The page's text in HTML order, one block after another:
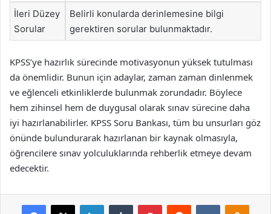
İleri Düzey
Sorular
Belirli konularda derinlemesine bilgi
gerektiren sorular bulunmaktadır.
KPSS’ye hazırlık sürecinde motivasyonun yüksek tutulması
da önemlidir. Bunun için adaylar, zaman zaman dinlenmek
ve eğlenceli etkinliklerde bulunmak zorundadır. Böylece
hem zihinsel hem de duygusal olarak sınav sürecine daha
iyi hazırlanabilirler. KPSS Soru Bankası, tüm bu unsurları göz
önünde bulundurarak hazırlanan bir kaynak olmasıyla,
öğrencilere sınav yolculuklarında rehberlik etmeye devam
edecektir.
Facebook
X LinkedInTumblr PinterestReddit VKontakte